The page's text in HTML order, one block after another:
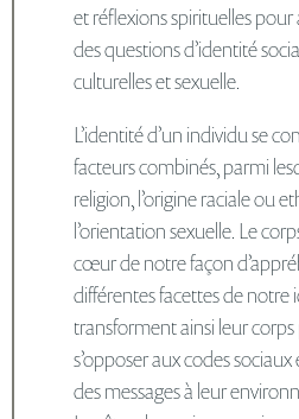
et réflexions spirituelles
des questions d’identité
culturelles et sexuelle.
L’identité d’un individu se
facteurs combinés, parmi
religion, l’origine raciale ou
l’orientation sexuelle. Le
cœur de notre façon
différentes facettes de notre
transforment ainsi leur
s’opposer aux codes
des messages à leur